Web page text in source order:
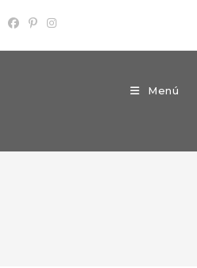
Menú